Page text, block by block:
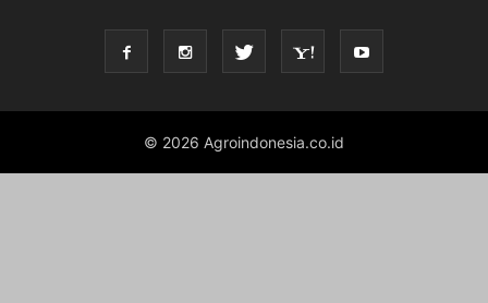
© 2026 Agroindonesia.co.id